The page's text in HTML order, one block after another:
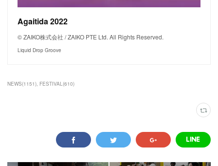
Agaitida 2022
© ZAIKO株式会社 / ZAIKO PTE Ltd. All Rights Reserved.
Liquid Drop Groove
NEWS(1151) FESTIVAL(610)